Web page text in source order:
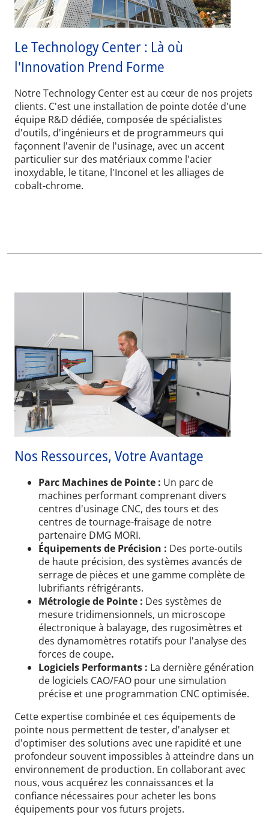
Le Technology Center : Là où
l'Innovation Prend Forme
Notre Technology Center est au cœur de nos projets
clients. C'est une installation de pointe dotée d'une
équipe R&D dédiée, composée de spécialistes
d'outils, d'ingénieurs et de programmeurs qui
façonnent l'avenir de l'usinage, avec un accent
particulier sur des matériaux comme l'acier
inoxydable, le titane, l'Inconel et les alliages de
cobalt-chrome.
Nos Ressources, Votre Avantage
Parc Machines de Pointe : Un parc de
machines performant comprenant divers
centres d'usinage CNC, des tours et des
centres de tournage-fraisage de notre
partenaire DMG MORI.
Équipements de Précision : Des porte-outils
de haute précision, des systèmes avancés de
serrage de pièces et une gamme complète de
lubrifiants réfrigérants.
Métrologie de Pointe : Des systèmes de
mesure tridimensionnels, un microscope
électronique à balayage, des rugosimètres et
des dynamomètres rotatifs pour l'analyse des
forces de coupe.
Logiciels Performants : La dernière génération
de logiciels CAO/FAO pour une simulation
précise et une programmation CNC optimisée.
Cette expertise combinée et ces équipements de
pointe nous permettent de tester, d'analyser et
d'optimiser des solutions avec une rapidité et une
profondeur souvent impossibles à atteindre dans un
environnement de production. En collaborant avec
nous, vous acquérez les connaissances et la
confiance nécessaires pour acheter les bons
équipements pour vos futurs projets.